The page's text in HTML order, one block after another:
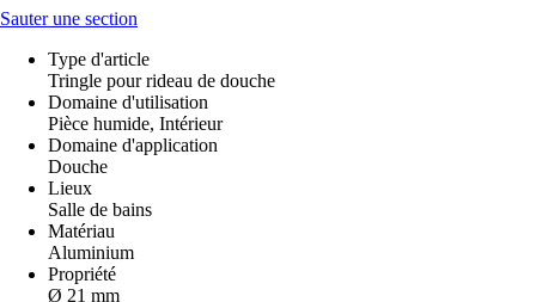
Sauter une section
Type d'article
Tringle pour rideau de douche
Domaine d'utilisation
Pièce humide, Intérieur
Domaine d'application
Douche
Lieux
Salle de bains
Matériau
Aluminium
Propriété
Ø 21 mm